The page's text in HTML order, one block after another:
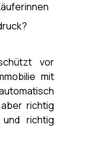
vor
mit
richtig
richtig